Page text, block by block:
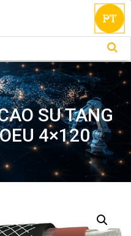
SU TANG
4×120